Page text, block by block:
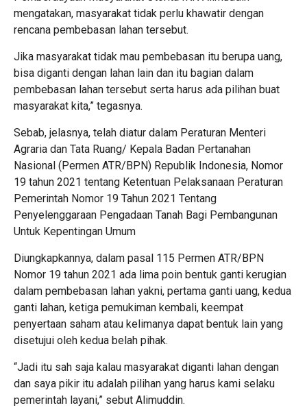
mengatakan, masyarakat tidak perlu khawatir dengan
rencana pembebasan lahan tersebut.
Jika masyarakat tidak mau pembebasan itu berupa uang,
bisa diganti dengan lahan lain dan itu bagian dalam
pembebasan lahan tersebut serta harus ada pilihan buat
masyarakat kita,” tegasnya.
Sebab, jelasnya, telah diatur dalam Peraturan Menteri
Agraria dan Tata Ruang/ Kepala Badan Pertanahan
Nasional (Permen ATR/BPN) Republik Indonesia, Nomor
19 tahun 2021 tentang Ketentuan Pelaksanaan Peraturan
Pemerintah Nomor 19 Tahun 2021 Tentang
Penyelenggaraan Pengadaan Tanah Bagi Pembangunan
Untuk Kepentingan Umum
Diungkapkannya, dalam pasal 115 Permen ATR/BPN
Nomor 19 tahun 2021 ada lima poin bentuk ganti kerugian
dalam pembebasan lahan yakni, pertama ganti uang, kedua
ganti lahan, ketiga pemukiman kembali, keempat
penyertaan saham atau kelimanya dapat bentuk lain yang
disetujui oleh kedua belah pihak.
“Jadi itu sah saja kalau masyarakat diganti lahan dengan
dan saya pikir itu adalah pilihan yang harus kami selaku
pemerintah layani,” sebut Alimuddin.